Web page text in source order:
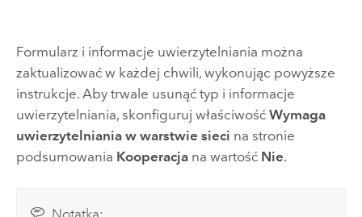
Formularz i informacje uwierzytelniania można
zaktualizować w każdej chwili, wykonując powyższe
instrukcje. Aby trwale usunąć typ i informacje
uwierzytelniania, skonfiguruj właściwość Wymaga
uwierzytelniania w warstwie sieci na stronie
podsumowania Kooperacjana wartość Nie.